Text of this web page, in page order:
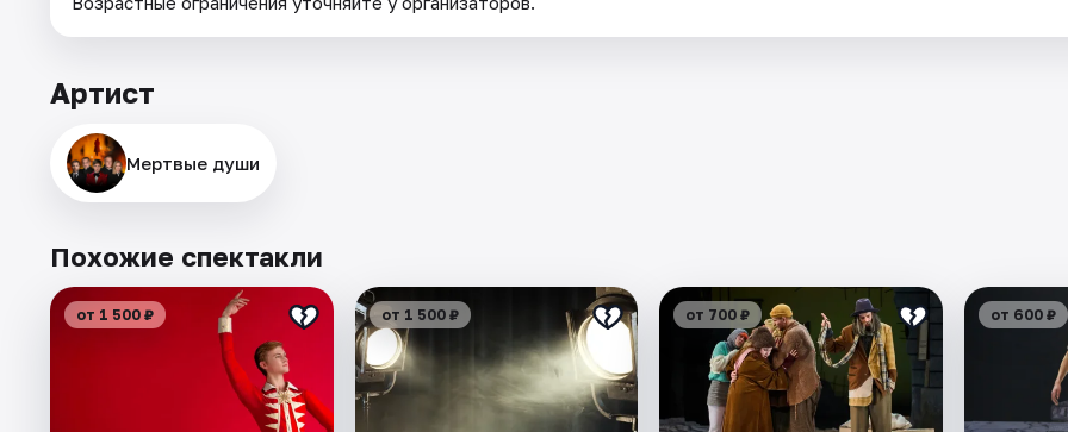
Артист
Мертвые души
Похожие спектакли
от 1 500 ₽ от 1 500 ₽ от 700 ₽ от 600 ₽